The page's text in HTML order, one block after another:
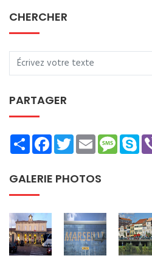
CHERCHER
PARTAGER
ShareFacebookTwitterEmail
GALERIE PHOTOS